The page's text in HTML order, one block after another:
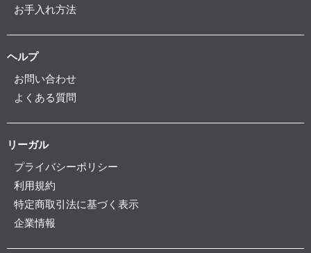
お手入れ方法
ヘルプ
お問い合わせ
よくある質問
リーガル
プライバシーポリシー
利用規約
特定商取引法に基づく表示
企業情報